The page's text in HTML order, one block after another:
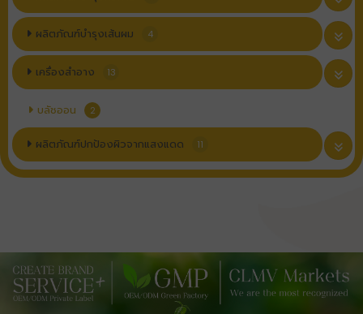
ผลิตภัณฑ์บำรุงเส้นผม 4
เครื่องสำอาง 13
บลัชออน 2
ผลิตภัณฑ์ปกป้องผิวจากแสงแดด 11